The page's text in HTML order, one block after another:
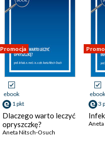
Promocja
ebook
1 pkt
Dlaczego warto leczyć
opryszczkę?
Aneta Nitsch-Osuch
ebook
3